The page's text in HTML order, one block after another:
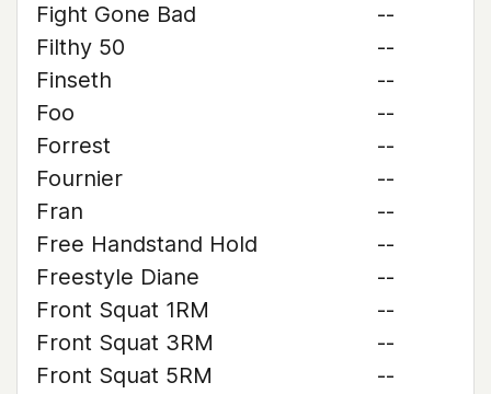
Fight Gone Bad
--
Filthy 50
--
Finseth
--
Foo
--
Forrest
--
Fournier
--
Fran
--
Free Handstand Hold
--
Freestyle Diane
--
Front Squat 1RM
--
Front Squat 3RM
--
Front Squat 5RM
--